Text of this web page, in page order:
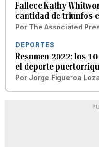
Fallece Kathy
cantidad de triunfos
Por The Associated
DEPORTES
Resumen 2022: los
el deporte
Por Jorge Figueroa Loza